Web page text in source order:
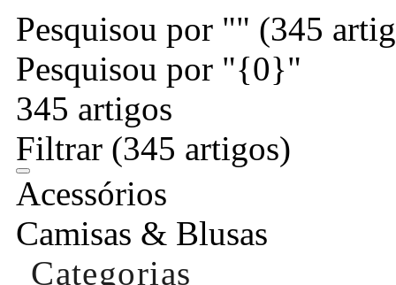
Pesquisou por "" (345
Pesquisou por "{0}"
345 artigos
Filtrar (345 artigos)
Acessórios
Camisas & Blusas
Categorias